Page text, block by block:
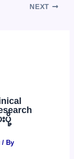
NEXT
ပို့
/ By